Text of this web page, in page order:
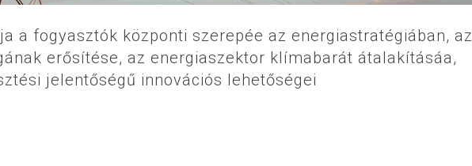
a fogyasztók központi szerepée az energiastratégiában, az
erősítése, az energiaszektor klímabarát átalakításáa,
jelentőségű innovációs lehetőségei